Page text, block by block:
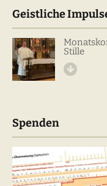
Geistliche
Stille
Spenden